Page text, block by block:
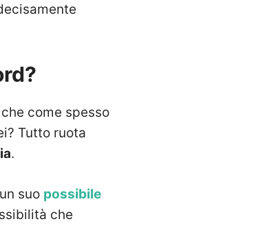
che come spesso
Tutto ruota
.
suo possibile
che